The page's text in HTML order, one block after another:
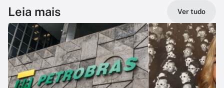
Leia mais Ver tudo